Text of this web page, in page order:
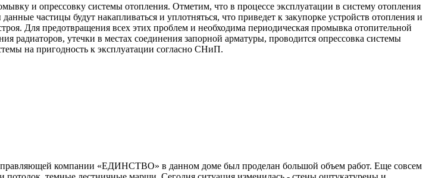
и опрессовку системы отопления. Отметим, что в процессе эксплуатации в систему отопления
частицы будут накапливаться и уплотняться, что приведет к закупорке устройств отопления и
Для предотвращения всех этих проблем и необходима периодическая промывка отопительной
утечки в местах соединения запорной арматуры, проводится опрессовка системы
на пригодность к эксплуатации согласно СНиП.
компании «ЕДИНСТВО» в данном доме был проделан большой объем работ. Еще совсем